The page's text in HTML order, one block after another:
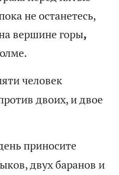
ока не останетесь,
а вершине горы,
лме.
ятичеловек
ротивдвоих, идвое
нь приносите
ков,двухбаранов и